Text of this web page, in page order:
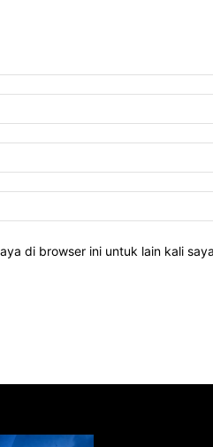
di browser ini untuk lain kali